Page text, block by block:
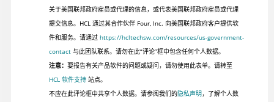
关于美国联邦政府雇员或代理的信息，或代表美国联邦政府雇员或代理
提交信息。HCL 通过其合作伙伴 Four, Inc. 向美国联邦政府客户提供软
件和服务。请通过 https://hcltechsw.com/resources/us-government-
contact与此团队联系。请勿在此“评论”框中包含任何个人数据。
注意： 要报告有关产品软件的问题或疑问，请勿使用此表单。请转至
HCL 软件支持站点。
不应在此评论框中共享个人数据。请参阅我们的隐私声明，了解个人数